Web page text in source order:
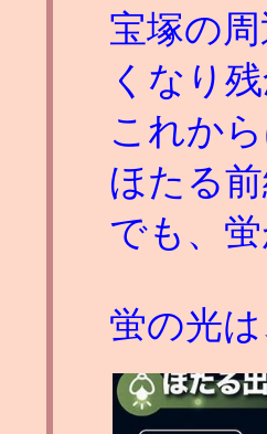
宝塚の
くなり
これか
ほたる
でも、
蛍の光